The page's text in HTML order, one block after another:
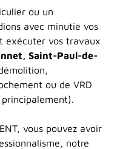
ou un
avec minutie vos
exécuter vos travaux
Saint-Paul-de-
ou de VRD
vous pouvez avoir
notre